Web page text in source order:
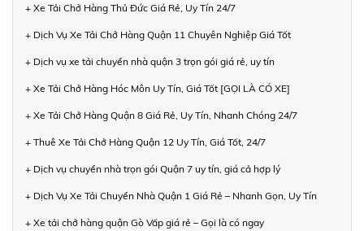
+ Xe Tải Chở Hàng Thủ Đức Giá Rẻ, Uy Tín 24/7
+ Dịch Vụ Xe Tải Chở Hàng Quận 11 Chuyên Nghiệp Giá Tốt
+ Dịch vụ xe tải chuyển nhà quận 3 trọn gói giá rẻ, uy tín
+ Xe Tải Chở Hàng Hóc Môn Uy Tín, Giá Tốt [GỌI LÀ CÓ XE]
+ Xe Tải Chở Hàng Quận 8 Giá Rẻ, Uy Tín, Nhanh Chóng 24/7
+ Thuê Xe Tải Chở Hàng Quận 12 Uy Tín, Giá Tốt, 24/7
+ Dịch vụ chuyển nhà trọn gói Quận 7 uy tín, giá cả hợp lý
+ Dịch Vụ Xe Tải Chuyển Nhà Quận 1 Giá Rẻ – Nhanh Gọn, Uy Tín
+ Xe tải chở hàng quận Gò Vấp giá rẻ – Gọi là có ngay